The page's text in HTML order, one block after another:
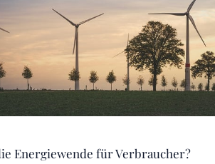
Energiewende für Verbraucher?